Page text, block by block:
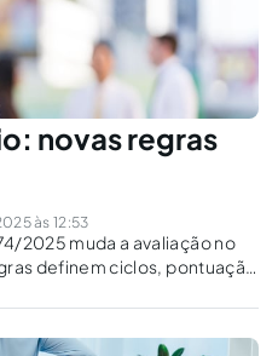
novas regras
às 12:53
2025 muda a avaliação no
definem ciclos, pontuação